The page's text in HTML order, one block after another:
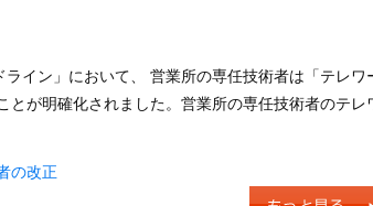
イン」において、 営業所の専任技術者は「テレワ
が明確化されました。営業所の専任技術者のテレ
の改正